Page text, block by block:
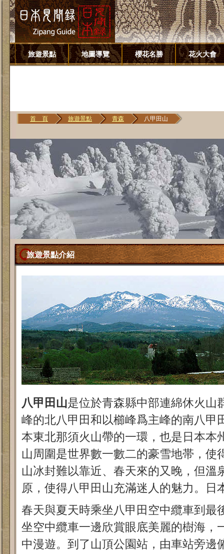
旅遊景點 地圖導覽 櫻花名勝 花火大會
首 頁 旅遊景點 青森 八甲田山
旅遊景點介紹
八甲田山是位於青森縣中部連綿休火山
峰的北八甲田和以櫛峰爲主峰的南八甲
本東北那須火山帶的一環，也是日本本
山周圍是世界數一數二的豪雪地帯，使
山冰封難以靠近、春天來的又晚，但溫
原，使得八甲田山充滿迷人的魅力。日
春天與夏天時乘坐八甲田空中纜車到最
坐空中纜車一邊欣賞眼底美麗的樹海，
中漫遊。到了山頂公園站，由車站旁邊